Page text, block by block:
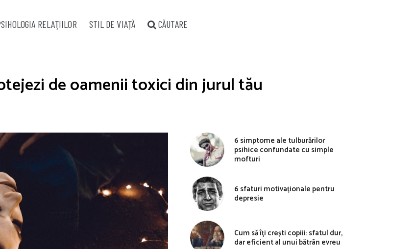
RELAŢIILOR STIL DE VIAȚĂ CĂUTARE
de oamenii toxici din jurul tău
6 simptome ale tulburărilor
psihice confundate cu simple
mofturi
6 sfaturi motivaționale pentru
depresie
Cum să îți crești copiii: sfatul dur,
dar eficient al unui bătrân evreu